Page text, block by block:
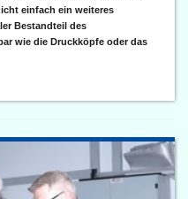
einfach ein weiteres
Bestandteil des
wie die Druckköpfe oder das